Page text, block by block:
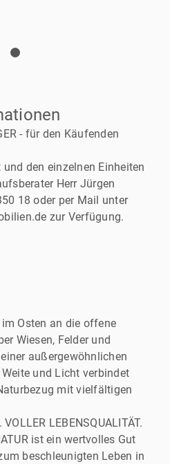
- für den Käufenden
den einzelnen Einheiten
Herr Jürgen
18 oder per Mail unter
zur Verfügung.
Osten an die offene
Wiesen, Felder und
außergewöhnlichen
und Licht verbindet
mit vielfältigen
VOLLER LEBENSQUALITÄT.
ist ein wertvolles Gut
beschleunigten Leben in